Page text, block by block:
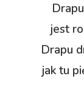
jest
Drapu
jak tu